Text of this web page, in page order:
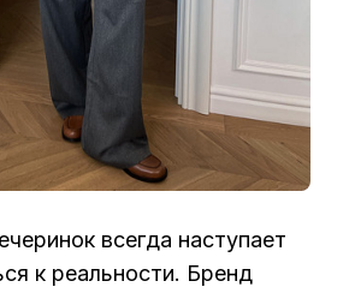
всегда наступает
к реальности. Бренд